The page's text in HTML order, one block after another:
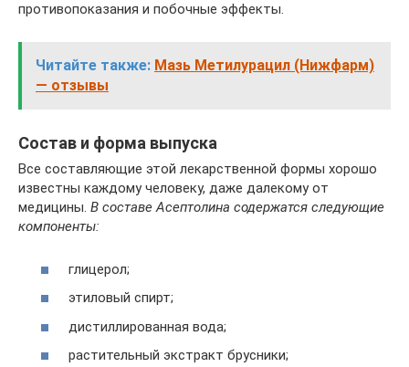
противопоказания и побочные эффекты.
Читайте также: Мазь Метилурацил (Нижфарм)
— отзывы
Состав и форма выпуска
Все составляющие этой лекарственной формы хорошо
известны каждому человеку, даже далекому от
медицины. В составе Асептолина содержатся следующие
компоненты:
глицерол;
этиловый спирт;
дистиллированная вода;
растительный экстракт брусники;